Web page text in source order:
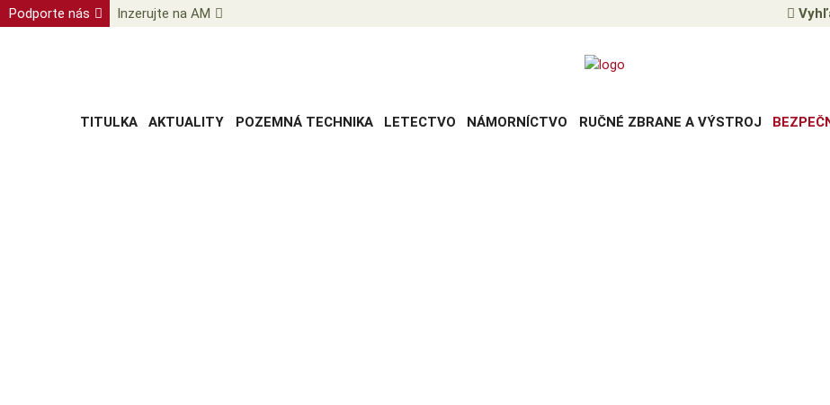
Podporte nás Inzerujte na AM
TITULKA AKTUALITY POZEMNÁ TECHNIKA LETECTVO NÁMORNÍCTVO RUČNÉ ZBRANE A VÝSTROJ